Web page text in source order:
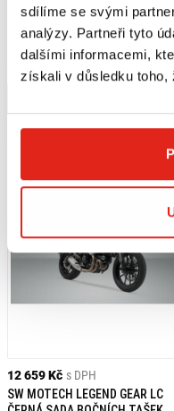
sdílíme se svými
analýzy. Partneři tyto
dalšími informacemi,
získali v důsledku toho,
12 659 Kč s DPH
SW MOTECH LEGEND GEAR LC
BOČNÍCH TAŠEK DUCATI
SCRAMBLER MODELS (18-)
Na objednávku
12 659 Kč s DPH
SW MOTECH LEGEND GEAR LC